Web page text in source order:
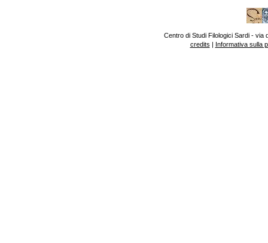
Centro di Studi Filologici Sardi - via
credits | Informativa sulla